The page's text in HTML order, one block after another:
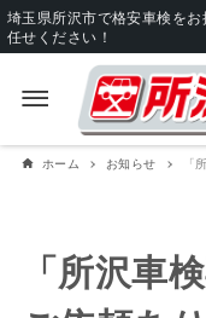
埼玉県所沢市で格安車検を
任せください！
ホーム お知らせ 「
「所沢車